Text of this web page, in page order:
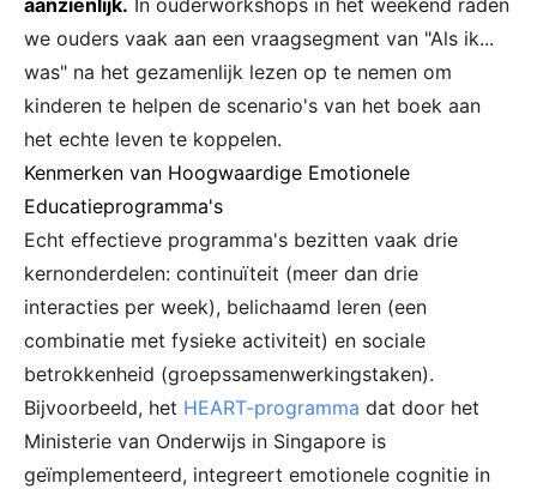
aanzienlijk. In ouderworkshops in het weekend raden
we ouders vaak aan een vraagsegment van "Als ik...
was" na het gezamenlijk lezen op te nemen om
kinderen te helpen de scenario's van het boek aan
het echte leven te koppelen.
Kenmerken van Hoogwaardige Emotionele
Educatieprogramma's
Echt effectieve programma's bezitten vaak drie
kernonderdelen: continuïteit (meer dan drie
interacties per week), belichaamd leren (een
combinatie met fysieke activiteit) en sociale
betrokkenheid (groepssamenwerkingstaken).
Bijvoorbeeld, het HEART-programma dat door het
Ministerie van Onderwijs in Singapore is
geïmplementeerd, integreert emotionele cognitie in